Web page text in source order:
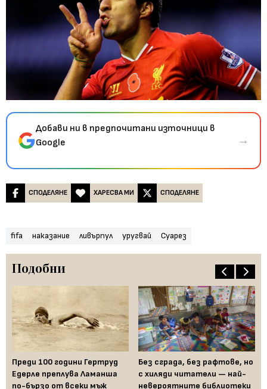
Добави ни в предпочитани източници в
Google
→
СПОДЕЛЯНЕ ХАРЕСВА МИ СПОДЕЛЯНЕ
fifa наказание ливърпул уругвай Суарез
Подобни
Преди 100 години Гертруд
Едерле преплува Ламанша
по-бързо от всеки мъж
Без сграда, без рафтове, но
с хиляди читатели — най-
невероятните библиотеки